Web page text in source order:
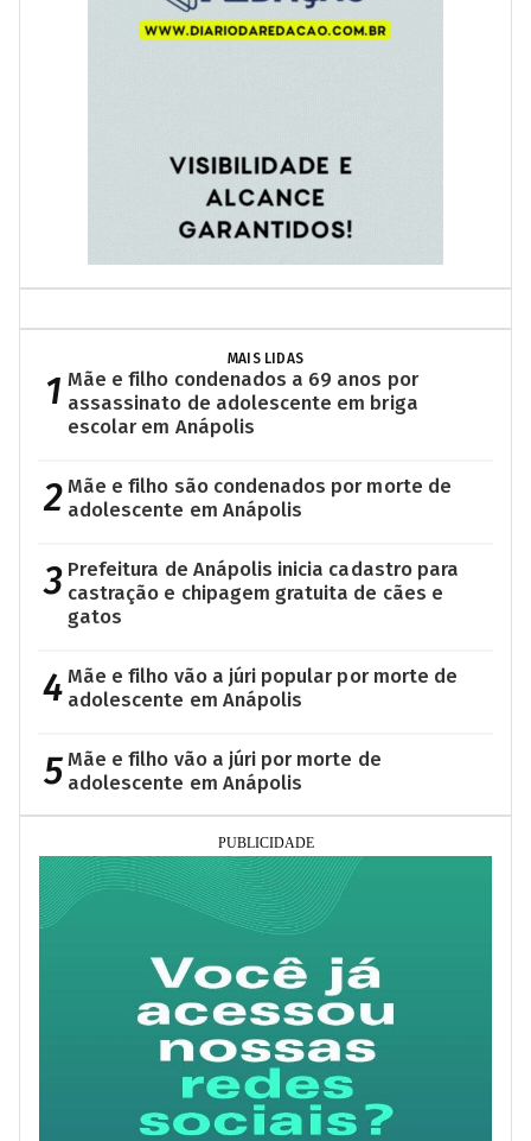
MAIS LIDAS
1 Mãe e filho condenados a 69 anos por
assassinato de adolescente em briga
escolar em Anápolis
2 Mãe e filho são condenados por morte de
adolescente em Anápolis
3 Prefeitura de Anápolis inicia cadastro para
castração e chipagem gratuita de cães e
gatos
4 Mãe e filho vão a júri popular por morte de
adolescente em Anápolis
5 Mãe e filho vão a júri por morte de
adolescente em Anápolis